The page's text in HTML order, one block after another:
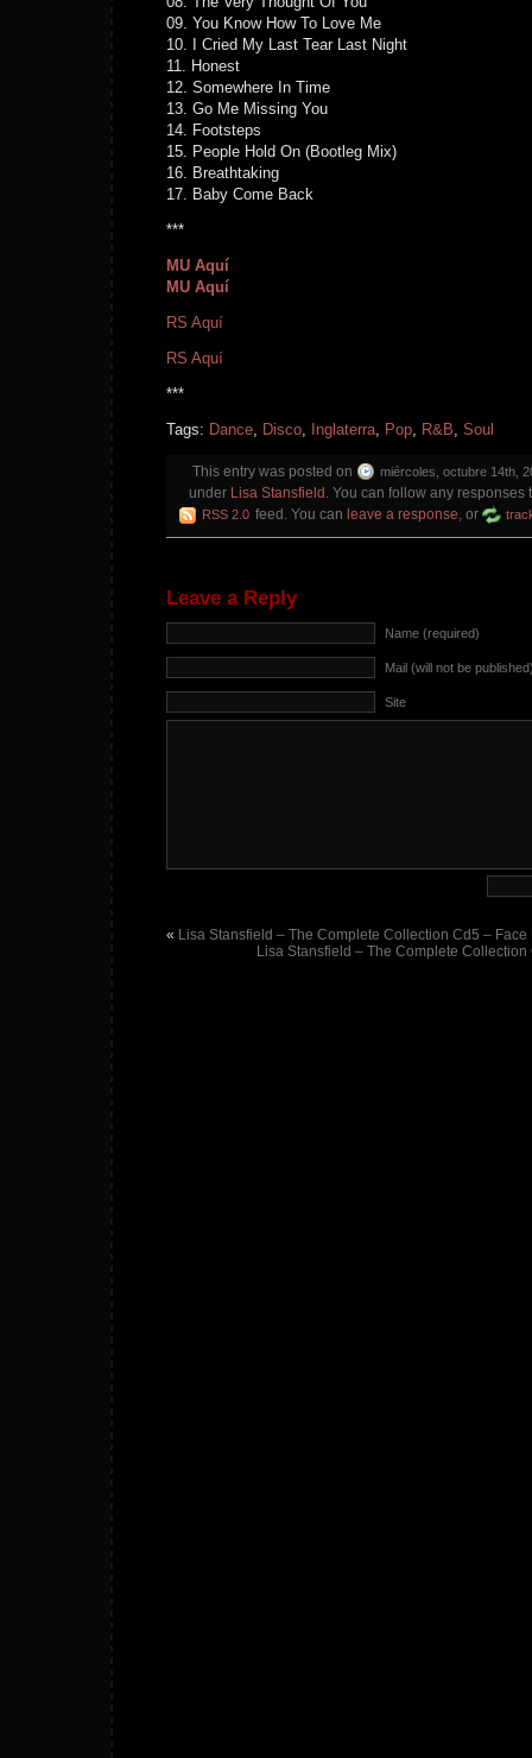
09. You Know How To Love Me
10. I Cried My Last Tear Last Night
11. Honest
12. Somewhere In Time
13. Go Me Missing You
14. Footsteps
15. People Hold On (Bootleg Mix)
16. Breathtaking
17. Baby Come Back
***
MU Aquí
MU Aquí
RS Aquí
RS Aquí
***
Tags: Dance, Disco, Inglaterra, Pop, R&B, Soul
This entry was posted on miércoles, octubre 14th,
under Lisa Stansfield . You can follow any responses
RSS 2.0 feed. You can leave a response, or
Leave a Reply
Name (required)
Mail (will not be
Site
« Lisa Stansfield – The Complete Collection Cd5 – Face
Lisa Stansfield – The Complete